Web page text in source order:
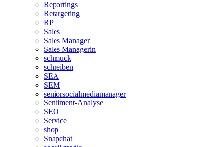
Reportings
Retargeting
RP
Sales
Sales Manager
Sales Managerin
schmuck
schreiben
SEA
SEM
seniorsocialmediamanager
Sentiment-Analyse
SEO
Service
shop
Snapchat